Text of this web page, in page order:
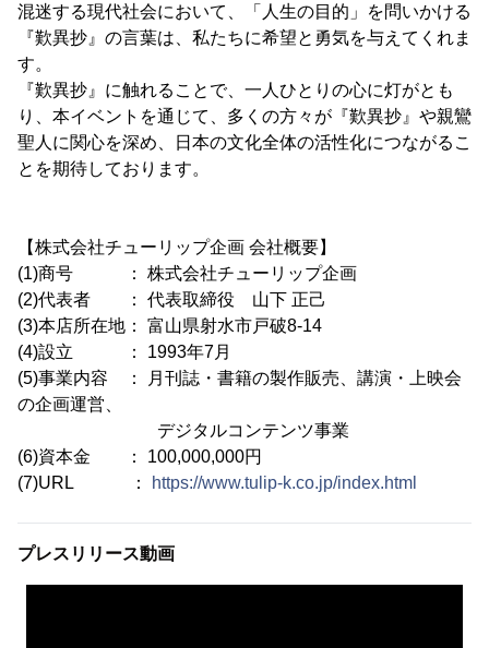
混迷する現代社会において、「人生の目的」を問いかける
『歎異抄』の言葉は、私たちに希望と勇気を与えてくれま
す。
『歎異抄』に触れることで、一人ひとりの心に灯がとも
り、本イベントを通じて、多くの方々が『歎異抄』や親鸞
聖人に関心を深め、日本の文化全体の活性化につながるこ
とを期待しております。
【株式会社チューリップ企画 会社概要】
(1)商号 ： 株式会社チューリップ企画
(2)代表者 ： 代表取締役 山下 正己
(3)本店所在地： 富山県射水市戸破8-14
(4)設立 ： 1993年7月
(5)事業内容 ： 月刊誌・書籍の製作販売、講演・上映会
の企画運営、
デジタルコンテンツ事業
(6)資本金 ： 100,000,000円
(7)URL ：
https://www.tulip-k.co.jp/index.html
プレスリリース動画